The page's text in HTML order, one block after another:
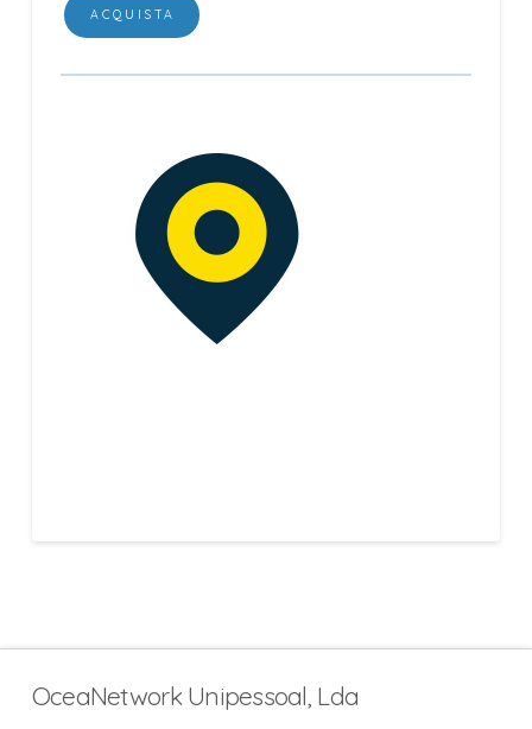
ACQUISTA
OceaNetwork Unipessoal, Lda